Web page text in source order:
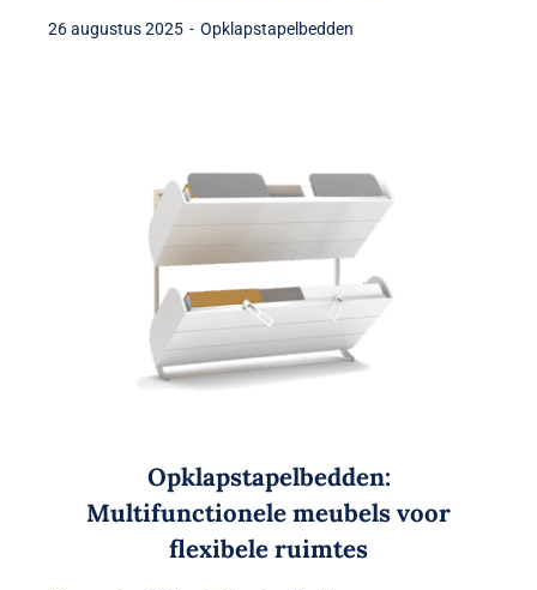
26 augustus 2025 - Opklapstapelbedden
Opklapstapelbedden:
Multifunctionele meubels voor
flexibele ruimtes